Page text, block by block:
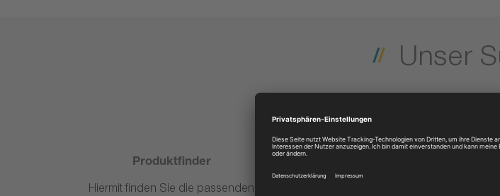
Unser
Produktfinder
Hiermit finden Sie die passenden